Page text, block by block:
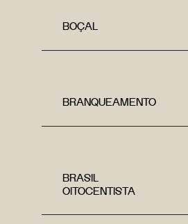
BOÇAL
BRANQUEAMENTO
BRASIL
OITOCENTISTA